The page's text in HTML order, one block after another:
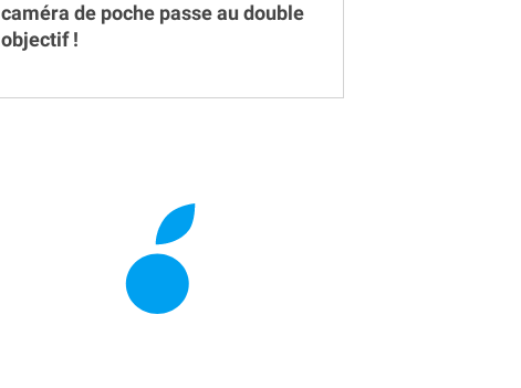
caméra de poche passe au double
objectif !